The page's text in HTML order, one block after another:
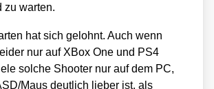
zu war­ten.
hat sich gelohnt. Auch wenn
nur auf XBox One und PS4
sol­che Shoo­ter nur auf dem PC,
​Maus deut­lich lie­ber ist, als